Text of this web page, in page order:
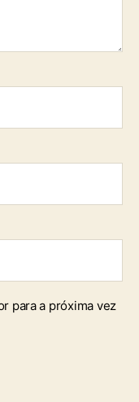
para a próxima vez